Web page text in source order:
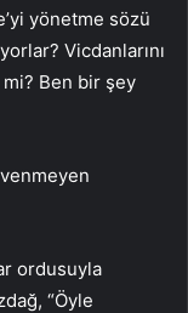
yönetme sözü
Vicdanlarını
Ben bir şey
ordusuyla
“Öyle